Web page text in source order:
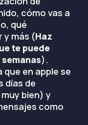
cómo vas a
qué
y más (Haz
te puede
).
en apple se
días de
bien) y
como